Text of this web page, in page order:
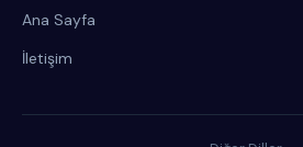
Ana Sayfa
İletişim